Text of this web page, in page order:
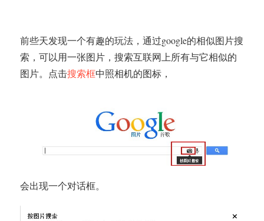
前些天发现一个有趣的玩法，通过google的相似图片搜
索，可以用一张图片，搜索互联网上所有与它相似的
图片。点击搜索框中照相机的图标，
会出现一个对话框。